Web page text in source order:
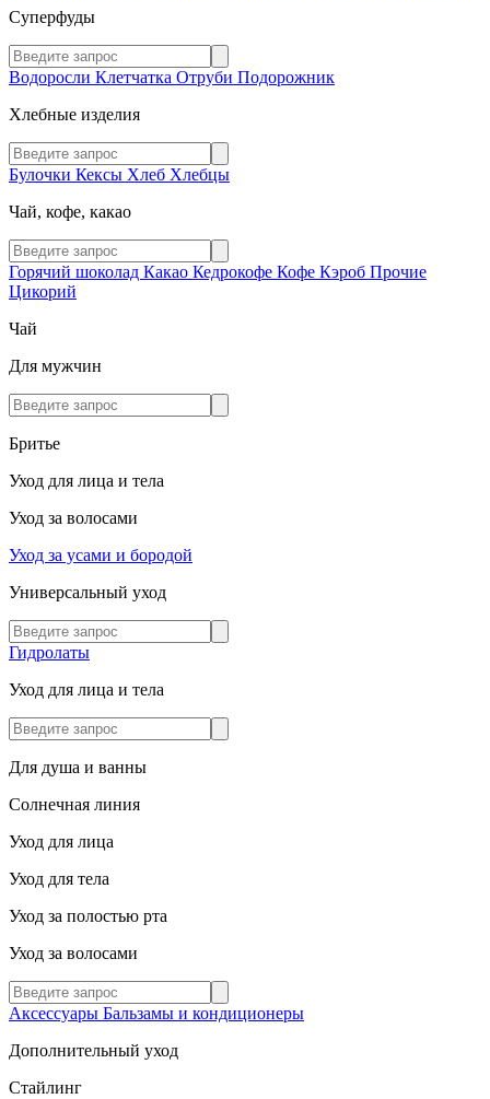
Суперфуды
Водоросли Клетчатка Отруби Подорожник
Хлебные изделия
Булочки Кексы Хлеб Хлебцы
Чай, кофе, какао
Горячий шоколад Какао Кедрокофе Кофе Кэроб Прочие
Цикорий
Чай
Для мужчин
Бритье
Уход для лица и тела
Уход за волосами
Уход за усами и бородой
Универсальный уход
Гидролаты
Уход для лица и тела
Для душа и ванны
Солнечная линия
Уход для лица
Уход для тела
Уход за полостью рта
Уход за волосами
Аксессуары Бальзамы и кондиционеры
Дополнительный уход
Стайлинг